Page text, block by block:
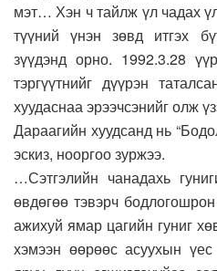
мэт… Хэн ч тайлж үл чадах
түүний үнэн зөвд итгэх
зүүдэнд орно. 1992.3.28
тэргүүтнийг дүүрэн
хуудаснаа эрээчсэнийг олж
Дараагийн хуудсанд нь
эскиз, нооргоо зуржээ.
…Сэтгэлийн чанадахь
өвдөгөө тэвэрч
ажихуй ямар цагийн гуниг
хэмээн өөрөөс асуухын үес